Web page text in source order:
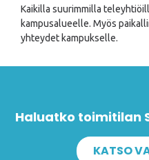
Kaikilla suurimmilla
kampusalueelle. Myös
yhteydet kampukselle.
Haluatko toimitilan
KATSO